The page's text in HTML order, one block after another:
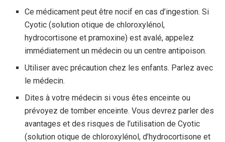
Ce médicament peut être nocif en cas d’ingestion. Si
Cyotic (solution otique de chloroxylénol,
hydrocortisone et pramoxine) est avalé, appelez
immédiatement un médecin ou un centre antipoison.
Utiliser avec précaution chez les enfants. Parlez avec
le médecin.
Dites à votre médecin si vous êtes enceinte ou
prévoyez de tomber enceinte. Vous devrez parler des
avantages et des risques de l’utilisation de Cyotic
(solution otique de chloroxylénol, d’hydrocortisone et